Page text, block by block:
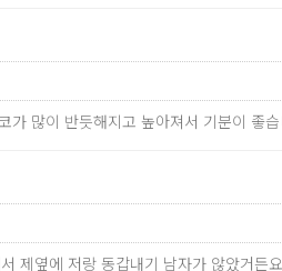
많이 반듯해지고 높아져서 기분이
제옆에 저랑 동갑내기 남자가 않았거